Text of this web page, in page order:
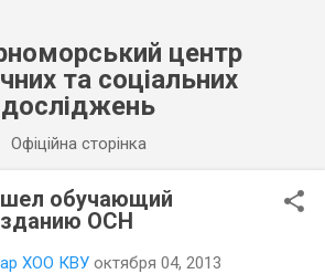
центр
та соціальних
досліджень
Офіційна сторінка
обучающий
ОСН
ХОО КВУ октября 04, 2013